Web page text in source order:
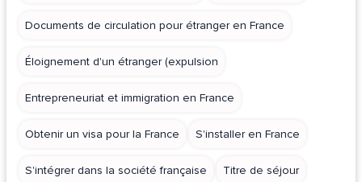
Documents de circulation pour étranger en France
Éloignement d'un étranger (expulsion
Entrepreneuriat et immigration en France
Obtenir un visa pour la France S'installer en France
S'intégrer dans la société française Titre de séjour